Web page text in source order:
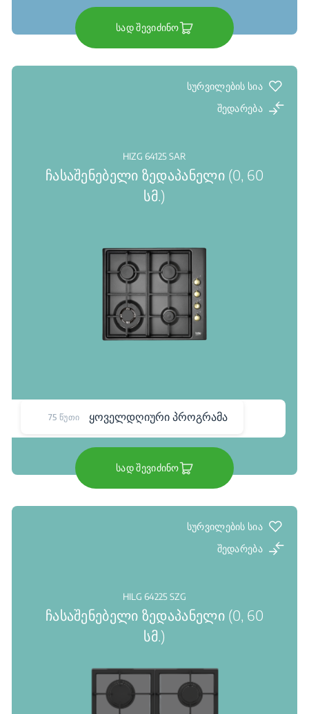
სად შევიძინო
სურვილების სია
შედარება
HIZG 64125 SAR
ჩასაშენებელი ზედაპანელი (0, 60
სმ.)
75 წუთი ყოველდღიური პროგრამა
სად შევიძინო
სურვილების სია
შედარება
HILG 64225 SZG
ჩასაშენებელი ზედაპანელი (0, 60
სმ.)